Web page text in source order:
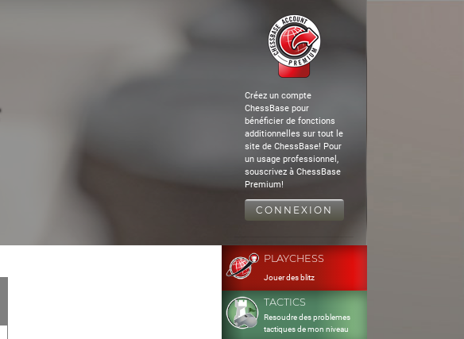
Créez un compte
ChessBase pour
bénéficier de fonctions
additionnelles sur tout le
site de ChessBase! Pour
un usage professionnel,
souscrivez à ChessBase
Premium!
CONNEXION
PLAYCHESS
Jouer des blitz
TACTICS
Resoudre des problemes
tactiques de mon niveau